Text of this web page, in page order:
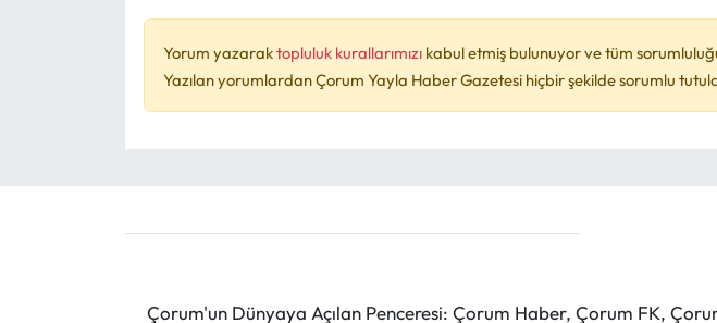
Yorum yazaraktopluluk kurallarımızı kabul etmiş bulunuyor ve tüm
Yazılan yorumlardan Çorum Yayla Haber Gazetesi hiçbir şekilde sorumlu
Çorum'un Dünyaya Açılan Penceresi: Çorum Haber, Çorum FK,